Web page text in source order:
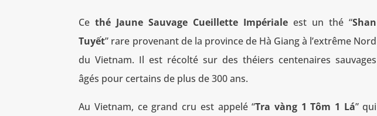
Cethé Jaune Sauvage Cueillette Impériale est un thé “Shan
Tuyết” rare provenant de la province de Hà Giang à l’extrême Nord
du Vietnam. Il est récolté sur des théiers centenaires sauvages
âgés pour certains de plus de 300 ans.
Au Vietnam, ce grand cru est appelé “Tra vàng 1 Tôm 1 Lá” qui